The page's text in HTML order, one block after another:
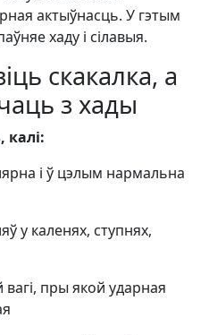
актыўнасць. У гэтым
хаду і сілавыя.
скакалка, а
з хады
калі:
і ў цэлым нармальна
у каленях, ступнях,
пры якой ударная